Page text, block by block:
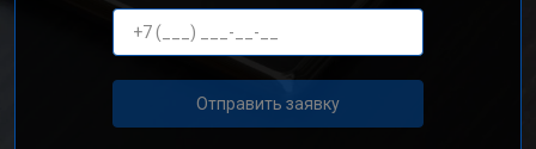
Отправить заявку